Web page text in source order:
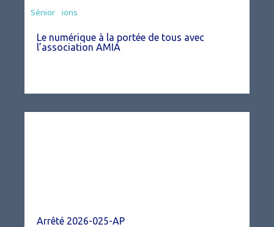
Associations
Sénior
Le numérique à la portée de tous avec
l’association AMIA
Arrêté 2026-025-AP